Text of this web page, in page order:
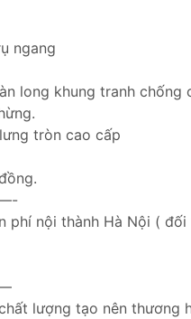
ngang
long khung tranh
tròn cao cấp
phí nội thành Hà Nội (
lượng tạo nên thương